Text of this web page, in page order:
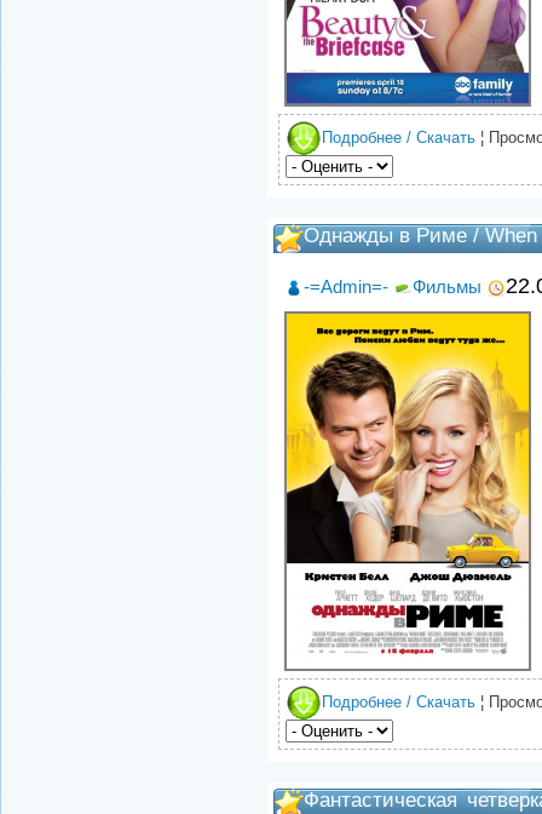
Подробнее / Скачать ¦
Однажды в Риме / When
-=Admin=- Фильмы
Подробнее / Скачать ¦
Фантастическая